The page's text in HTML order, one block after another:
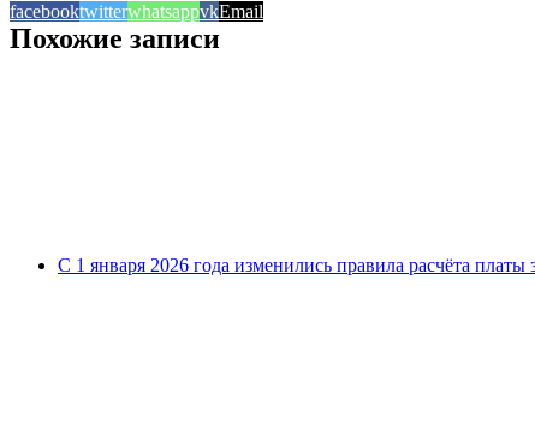
facebooktwitterwhatsappvkEmail
Похожие записи
С 1 января 2026 года изменились правила расчёта